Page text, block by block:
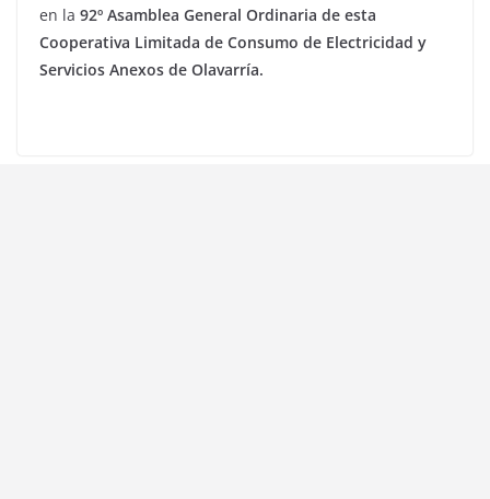
en la 92º Asamblea General Ordinaria de esta
Cooperativa Limitada de Consumo de Electricidad y
Servicios Anexos de Olavarría.